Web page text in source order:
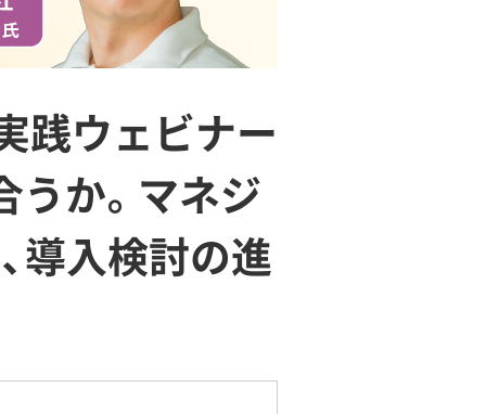
践ウェビナー
うか。マネジ
導入検討の進